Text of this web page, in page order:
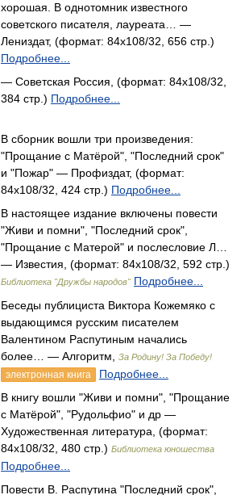
хорошая. В однотомник известного
советского писателя, лауреата… —
Лениздат, (формат: 84x108/32, 656 стр.)
Подробнее...
— Советская Россия, (формат: 84x108/32,
384 стр.) Подробнее...
В сборник вошли три произведения:
"Прощание с Матёрой", "Последний срок"
и "Пожар" — Профиздат, (формат:
84x108/32, 424 стр.) Подробнее...
В настоящее издание включены повести
"Живи и помни", "Последний срок",
"Прощание с Матерой" и послесловие Л…
— Известия, (формат: 84x108/32, 592 стр.)
Библиотека "Дружбы народов" Подробнее...
Беседы публициста Виктора Кожемяко с
выдающимся русским писателем
Валентином Распутиным начались
более… — Алгоритм,
За Родину! За Победу!
электронная книга
Подробнее...
В книгу вошли "Живи и помни", "Прощание
с Матёрой", "Рудольфио" и др —
Художественная литература, (формат:
84x108/32, 480 стр.) Библиотека юношества
Подробнее...
Повести В. Распутина "Последний срок",